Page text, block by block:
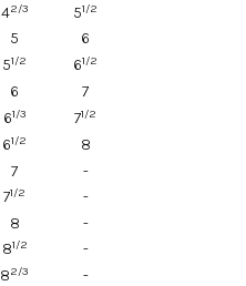
42/3 51/2
5
6
51/2 61/2
6
7
61/3 71/2
61/2
8
7
-
71/2
-
8
-
81/2
-
82/3
-